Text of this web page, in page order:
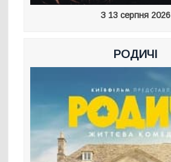
З 13 серпня 2026
РОДИЧІ